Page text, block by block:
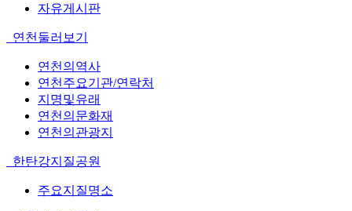
자유게시판
연천둘러보기
연천의역사
연천주요기관/연락처
지명및유래
연천의문화재
연천의관광지
한탄강지질공원
주요지질명소